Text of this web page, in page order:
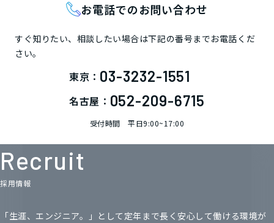
お電話でのお問い合わせ
すぐ知りたい、相談したい場合は下記の番号までお電話くだ
さい。
東京： 03-3232-1551
名古屋： 052-209-6715
受付時間 平日9:00~17:00
Recruit
採用情報
「生涯、エンジニア。」として定年まで長く安心して働ける環境が